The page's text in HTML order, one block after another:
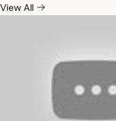
View All